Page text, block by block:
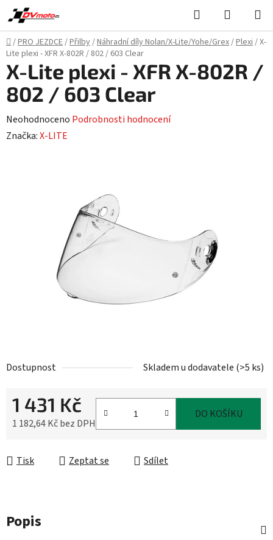
Přejít
na
obsah
Hledat
KOŠÍK
Domů
/PRO JEZDCE/Přilby/Náhradní díly Nolan/X-Lite/Yohe/Grex/Plexi/X-
Lite plexi - XFR X-802R / 802 / 603 Clear
Dostupnost Skladem u dodavatele (>5 ks)
1 431 Kč
1 182,64 Kč bez DPH
DO KOŠÍKU
Tisk Zeptat se Sdílet
X-Lite plexi - XFR X-802R /
802 / 603 Clear
Průměrné
hodnocení
Neohodnoceno Podrobnosti hodnocení
Značka:X-LITE
Popis